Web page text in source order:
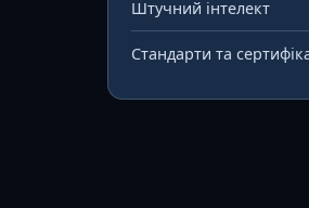
Штучний інтелект
Стандарти та